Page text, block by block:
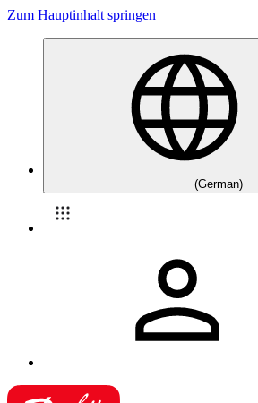
Zum Hauptinhalt springen
(German)